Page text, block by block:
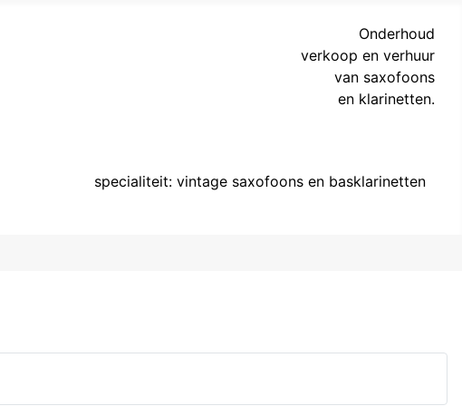
Onderhoud
verkoop en verhuur
van saxofoons
en klarinetten.
specialiteit: vintage saxofoons en basklarinetten